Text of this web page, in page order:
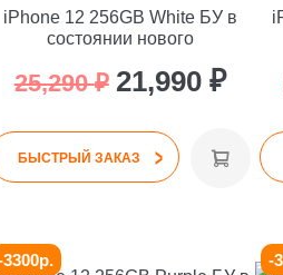
iPhone 12 256GB White БУ в
состоянии нового
25,290₽
составляла
21,990 ₽
БЫСТРЫЙ ЗАКАЗ >
3300р. -